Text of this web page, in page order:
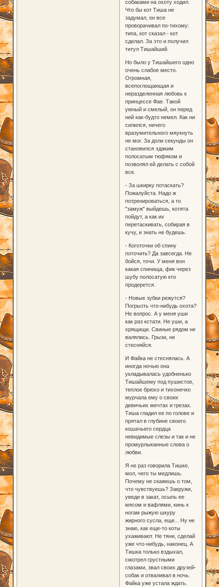
собаками на охоту ходил.
Что бы кот Тиша не
задумал, он все
проворачивал по-тихому:
типа, кот сказал - кот
сделал. За это и получил
титул Тишайший.
Но было у Тишайшего одно
очень слабое место.
Огромная,
всепоглощающая и
неразделенная любовь к
принцессе Фае. Такой
умный и смелый, он перед
ней как-будто немел. Как ни
силился, ничего
вразумительного мяукнуть
не мог. За доли секунды он
становился эдаким
полосатым тюфяком и
позволял ей делать с собой
все.
- За шкирку потаскать?
Пожалуйста. Надо ж
потренироваться, а то
"замуж" выйдешь, котята
пойдут, а как их
перетаскивать, собирая в
кучу, и знать не будешь.
- Коготочки об спину
поточить? Да завсегда. Не
бойся, точи. У меня вон
какая спинища, фик через
шубу полосатую кто
продерется.
- Новые зубки режутся?
Погрызть что-нибудь охота?
Не вопрос. А у меня уши
как раз кстати. Не уши, а
хрящищи. Свиные рядом не
валялись. Грызи, не
стесняйся.
И Файка не стеснялась. А
иногда ночью она
укладывалась удобненько
Тишайшему под пушистое,
теплое брюхо и тихонечко
мурчала ему о своих
девичьих мечтах и грезах.
Тиша гладил ее по голове и
прятал в глубине своего
кошачьего сердца
невидимые слезы и так и не
промурлыканные слова о
любви.
Я не раз говорила Тишке,
мол, чего ты медлишь.
Почему не скажешь о том,
что чувствуешь? Закружи,
уведи в закат, осыпь ее
мясом и вафлями, кинь к
ногам рыжую шкуру
жирного сусла, еще... Ну не
знаю, как еще-то коты
ухаживают. Не тяни, сделай
уже что-нибудь, наконец. А
Тишка только вздыхал,
смотрел грустными
глазами, звал своих друзей-
собак и отваливал в ночь.
Файка уже устала ждать.